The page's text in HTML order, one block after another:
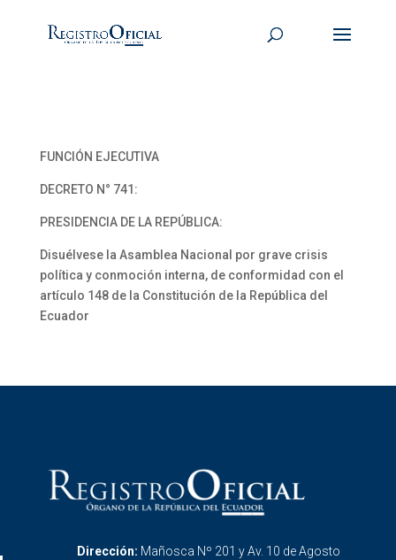
FUNCIÓN EJECUTIVA
DECRETO N° 741:
PRESIDENCIA DE LA REPÚBLICA:
Disuélvese la Asamblea Nacional por grave crisis
política y conmoción interna, de conformidad con el
artículo 148 de la Constitución de la República del
Ecuador
Dirección: Mañosca Nº 201 y Av. 10 de Agosto